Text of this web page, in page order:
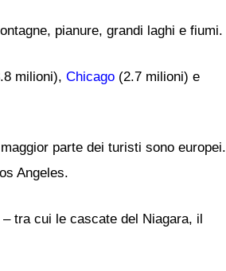
pianure, grandi laghi e fiumi.
milioni), Chicago (2.7 milioni) e
parte dei turisti sono europei.
Angeles.
tra cui le cascate del Niagara, il